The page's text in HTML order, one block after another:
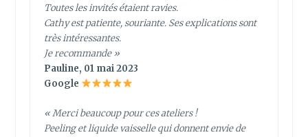
Toutes les invités étaient ravies.
Cathy est patiente, souriante. Ses explications sont
très intéressantes.
Je recommande »
Pauline, 01 mai 2023
Google
« Merci beaucoup pour ces ateliers !
Peeling et liquide vaisselle qui donnent envie de